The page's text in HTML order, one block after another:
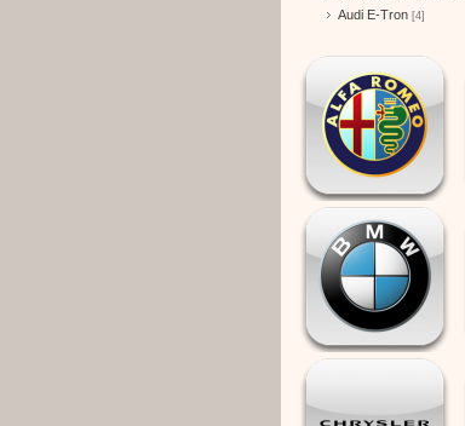
Audi E-Tron [4]